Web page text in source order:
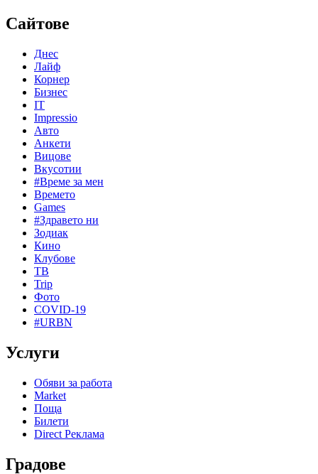
Сайтове
Днес
Лайф
Корнер
Бизнес
IT
Impressio
Авто
Анкети
Вицове
Вкусотии
#Време за мен
Времето
Games
#Здравето ни
Зодиак
Кино
Клубове
ТВ
Trip
Фото
COVID-19
#URBN
Услуги
Обяви за работа
Market
Поща
Билети
Direct Реклама
Градове